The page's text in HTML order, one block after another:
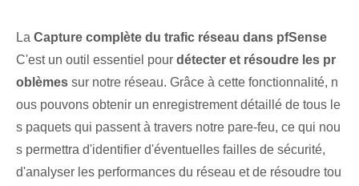
La Capture complète du trafic réseau dans pfSense
C'est un outil essentiel pour détecter et résoudre les pr
oblèmes sur notre réseau. Grâce à cette fonctionnalité, n
ous pouvons obtenir un enregistrement détaillé de tous le
s paquets qui passent à travers notre pare-feu, ce qui nou
s permettra d'identifier d'éventuelles failles de sécurité,
d'analyser les performances du réseau et de résoudre tou